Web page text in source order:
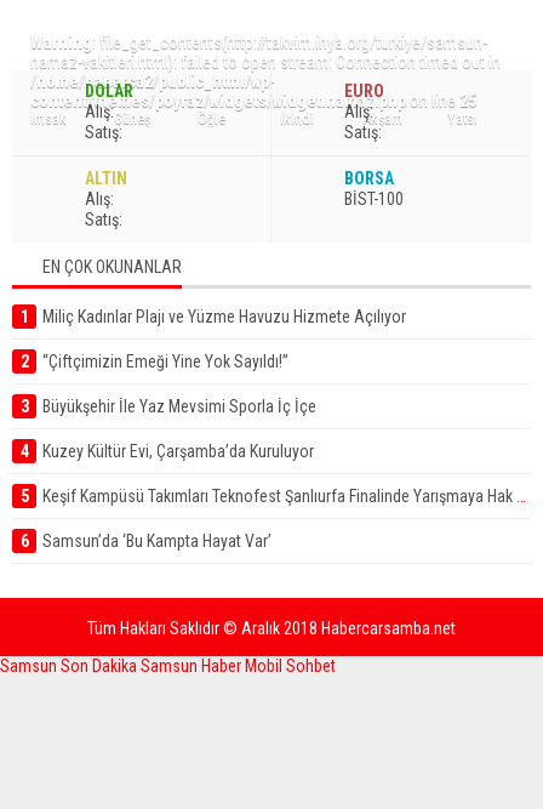
Warning : file_get_contents(http://takvim.ihya.org/turkiye/samsun-
namaz-vakitleri.html): failed to open stream: Connection timed out in
/home/haberca2/public_html/wp-
content/themes/poyraz/widgets/widget.namaz.php on line 25
İmsak Güneş Öğle İkindi Akşam Yatsı
DOLAR
Alış:
Satış:
EURO
Alış:
Satış:
ALTIN
A lış:
Satış:
BORSA
BİST-100
EN ÇOK OKUNANLAR
1 Miliç Kadınlar Plajı ve Yüzme Havuzu Hizmete Açılıyor
2 “Çiftçimizin Emeği Yine Yok Sayıldı!”
3 Büyükşehir İle Yaz Mevsimi Sporla İç İçe
4 Kuzey Kültür Evi, Çarşamba’da Kuruluyor
5 Keşif Kampüsü Takımları Teknofest Şanlıurfa Finalinde Yarışmaya Hak Kazandı
6 Samsun’da ‘Bu Kampta Hayat Var’
Tüm Hakları Saklıdır © Aralık 2018 Habercarsamba.net
Samsun Son Dakika Samsun Haber Mobil Sohbet